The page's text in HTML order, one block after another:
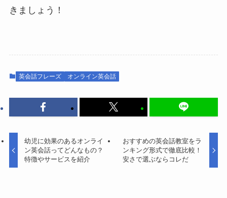
きましょう！
英会話フレーズ オンライン英会話
幼児に効果のあるオンライ
ン英会話ってどんなもの？
特徴やサービスを紹介
おすすめの英会話教室をラ
ンキング形式で徹底比較！
安さで選ぶならコレだ